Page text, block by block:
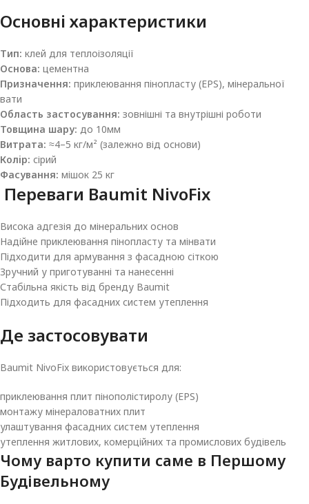
Основні характеристики
Тип: клей для теплоізоляції
Основа: цементна
Призначення: приклеювання пінопласту (EPS), мінеральної
вати
Область застосування: зовнішні та внутрішні роботи
Товщина шару: до 10мм
Витрата: ≈4–5 кг/м² (залежно від основи)
Колір: сірий
Фасування: мішок 25 кг
Переваги Baumit NivoFix
Висока адгезія до мінеральних основ
Надійне приклеювання пінопласту та мінвати
Підходити для армування з фасадною сіткою
Зручний у приготуванні та нанесенні
Стабільна якість від бренду Baumit
Підходить для фасадних систем утеплення
Де застосовувати
Baumit NivoFix використовується для:
приклеювання плит пінополістиролу (EPS)
монтажу мінераловатних плит
улаштування фасадних систем утеплення
утеплення житлових, комерційних та промислових будівель
Чому варто купити саме в Першому
Будівельному